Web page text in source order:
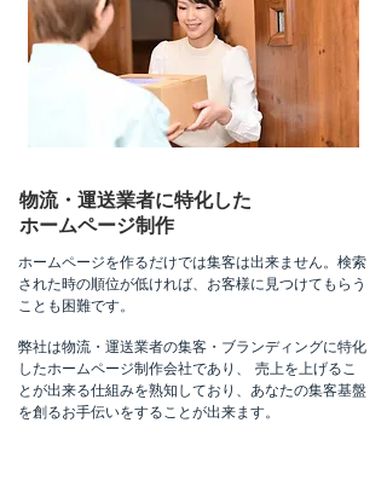
物流・運送業者に特化した
ホームページ制作
ホームページを作るだけでは集客は出来ません。検索
された時の順位が低ければ、お客様に見つけてもらう
ことも困難です。
弊社は物流・運送業者の集客・ブランディングに特化
したホームページ制作会社であり、 売上を上げるこ
とが出来る仕組みを熟知しており、あなたの集客基盤
を創るお手伝いをすることが出来ます。